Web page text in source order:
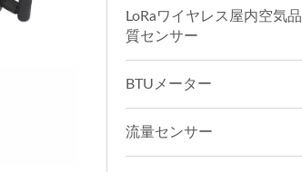
LoRaワイヤレス屋内空気品
質センサー
BTUメーター
流量センサー